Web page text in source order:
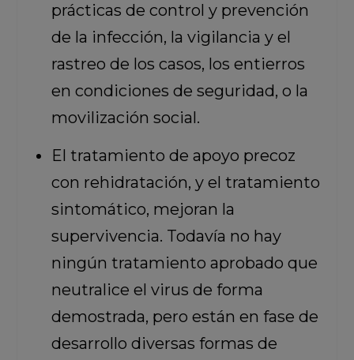
prácticas de control y prevención
de la infección, la vigilancia y el
rastreo de los casos, los entierros
en condiciones de seguridad, o la
movilización social.
El tratamiento de apoyo precoz
con rehidratación, y el tratamiento
sintomático, mejoran la
supervivencia. Todavía no hay
ningún tratamiento aprobado que
neutralice el virus de forma
demostrada, pero están en fase de
desarrollo diversas formas de